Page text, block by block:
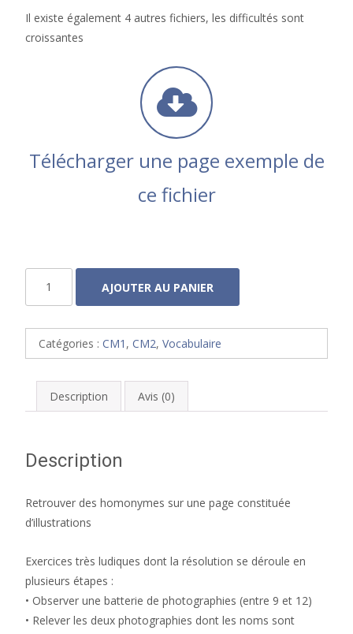
Il existe également 4 autres fichiers, les difficultés sont
croissantes
Télécharger une page exemple de
ce fichier
AJOUTER AU PANIER
Catégories : CM1 , CM2, Vocabulaire
Description Avis (0)
Description
Retrouver des homonymes sur une page constituée
d’illustrations
Exercices très ludiques dont la résolution se déroule en
plusieurs étapes :
• Observer une batterie de photographies (entre 9 et 12)
• Relever les deux photographies dont les noms sont